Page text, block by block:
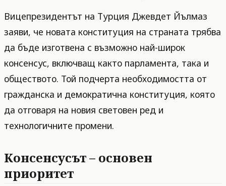
Вицепрезидентът на Турция Джевдет Йълмаз
заяви, че новата конституция на страната трябва
да бъде изготвена с възможно най-широк
консенсус, включващ както парламента, така и
обществото. Той подчерта необходимостта от
гражданска и демократична конституция, която
да отговаря на новия световен ред и
технологичните промени.
Консенсусът – основен
приоритет